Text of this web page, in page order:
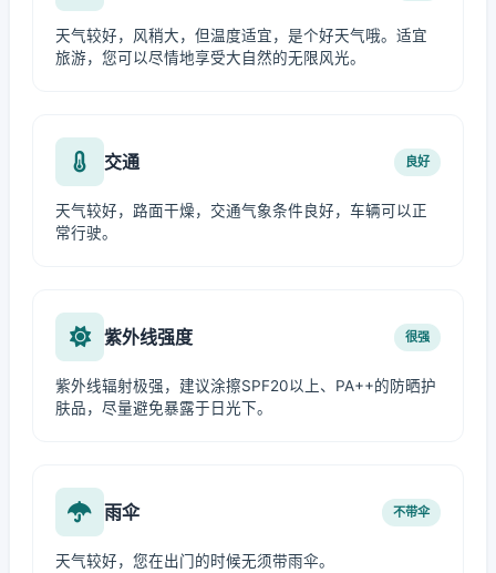
天气较好，风稍大，但温度适宜，是个好天气哦。适宜
旅游，您可以尽情地享受大自然的无限风光。
交通 良好
天气较好，路面干燥，交通气象条件良好，车辆可以正
常行驶。
紫外线强度 很强
紫外线辐射极强，建议涂擦SPF20以上、PA++的防晒护
肤品，尽量避免暴露于日光下。
雨伞 不带伞
天气较好，您在出门的时候无须带雨伞。